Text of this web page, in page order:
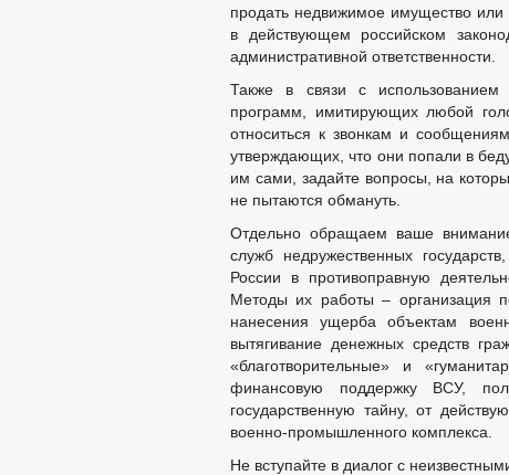
продать недвижимое имущество или
в действующем российском
административной ответственности.
Также в связи с использованием
программ, имитирующих любой
относиться к звонкам и
утверждающих, что они попали в
им сами, задайте вопросы, на
не пытаются обмануть.
Отдельно обращаем ваше
служб недружественных
России в противоправную
Методы их работы – организация
нанесения ущерба объектам
вытягивание денежных средств
«благотворительные» и
финансовую поддержку ВСУ,
государственную тайну, от
военно-промышленного комплекса.
Не вступайте в диалог с